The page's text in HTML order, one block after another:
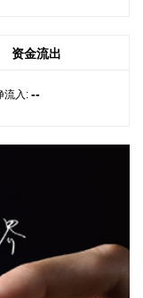
下倾，前置各类抢
分类避风、强化闭
工作，高频滚动发
重点群体加强动
司控股股东九洲集
资金流出
流入: --